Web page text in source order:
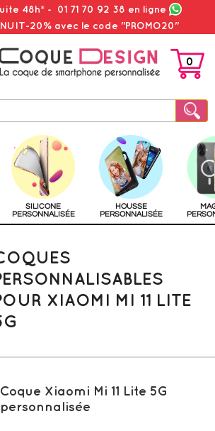
48h* - 01 71 70 92 38 en ligne
20% avec le code "PROMO20"
PANIER
0
SILICONE
PERSONNALISÉE
HOUSSE
PERSONNALISÉE
XIAOMI MI 11 LITE
Coque Xiaomi Mi 11 Lite 5G
personnalisée